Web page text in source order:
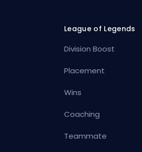
League of Legends
Division Boost
Placement
Wins
Coaching
Teammate